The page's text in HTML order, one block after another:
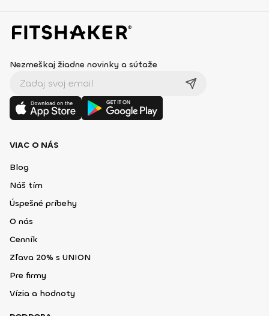
Nezmeškaj žiadne novinky a súťaže
VIAC O NÁS
Blog
Náš tím
Úspešné príbehy
O nás
Cenník
Zľava 20% s UNION
Pre firmy
Vízia a hodnoty